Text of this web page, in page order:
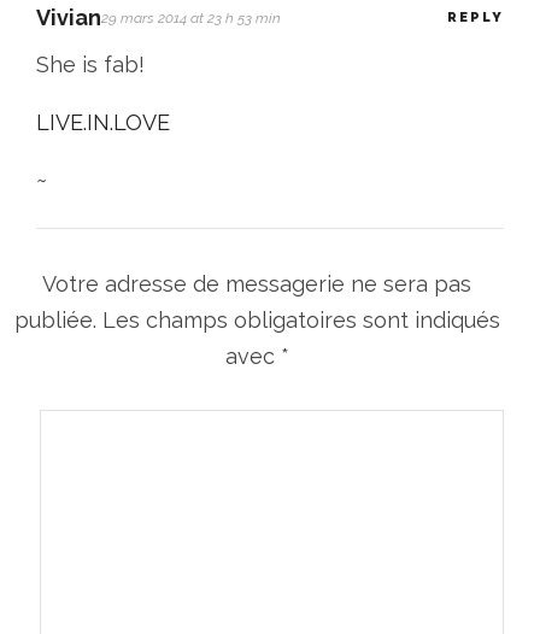
Vivian29 mars 2014 at 23 h 53 min REPLY
She is fab!
LIVE.IN.LOVE
~
Votre adresse de messagerie ne sera pas
publiée. Les champs obligatoires sont indiqués
avec *